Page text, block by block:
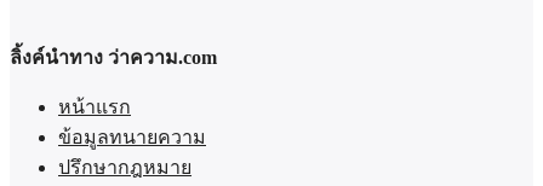
ลิ้งค์นำทาง ว่าความ.com
หน้าแรก
ข้อมูลทนายความ
ปรึกษากฎหมาย